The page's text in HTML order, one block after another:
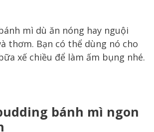
mì dù ăn nóng hay nguội
thơm. Bạn có thể dùng nó cho
xế chiều để làm ấm bụng nhé.
bánh mì ngon